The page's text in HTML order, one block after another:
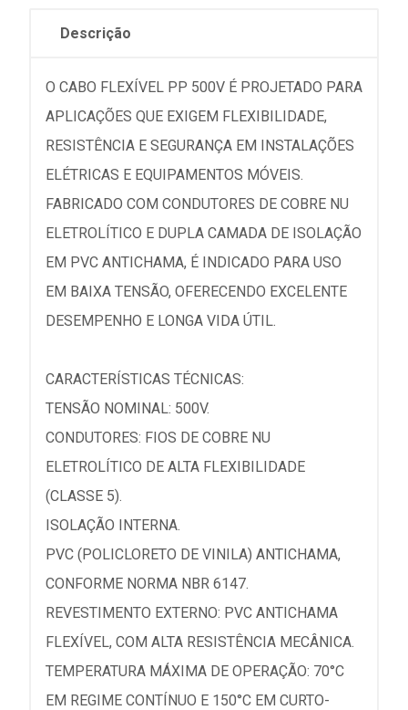
Descrição
O CABO FLEXÍVEL PP 500V É PROJETADO PARA
APLICAÇÕES QUE EXIGEM FLEXIBILIDADE,
RESISTÊNCIA E SEGURANÇA EM INSTALAÇÕES
ELÉTRICAS E EQUIPAMENTOS MÓVEIS.
FABRICADO COM CONDUTORES DE COBRE NU
ELETROLÍTICO E DUPLA CAMADA DE ISOLAÇÃO
EM PVC ANTICHAMA, É INDICADO PARA USO
EM BAIXA TENSÃO, OFERECENDO EXCELENTE
DESEMPENHO E LONGA VIDA ÚTIL.
CARACTERÍSTICAS TÉCNICAS:
TENSÃO NOMINAL: 500V.
CONDUTORES: FIOS DE COBRE NU
ELETROLÍTICO DE ALTA FLEXIBILIDADE
(CLASSE 5).
ISOLAÇÃO INTERNA.
PVC (POLICLORETO DE VINILA) ANTICHAMA,
CONFORME NORMA NBR 6147.
REVESTIMENTO EXTERNO: PVC ANTICHAMA
FLEXÍVEL, COM ALTA RESISTÊNCIA MECÂNICA.
TEMPERATURA MÁXIMA DE OPERAÇÃO: 70°C
EM REGIME CONTÍNUO E 150°C EM CURTO-